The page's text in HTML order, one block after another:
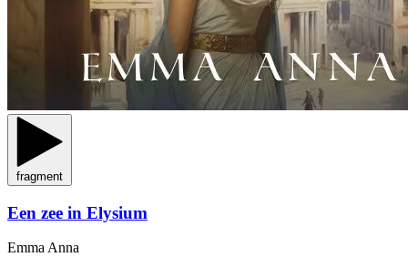
fragment
Een zee in Elysium
Emma Anna